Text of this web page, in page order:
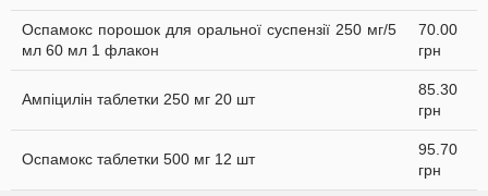
Оспамокс порошок для оральної суспензії 250 мг/5
мл 60 мл 1 флакон
70.00
грн
Ампіцилін таблетки 250 мг 20 шт
85.30
грн
Оспамокс таблетки 500 мг 12 шт
95.70
грн